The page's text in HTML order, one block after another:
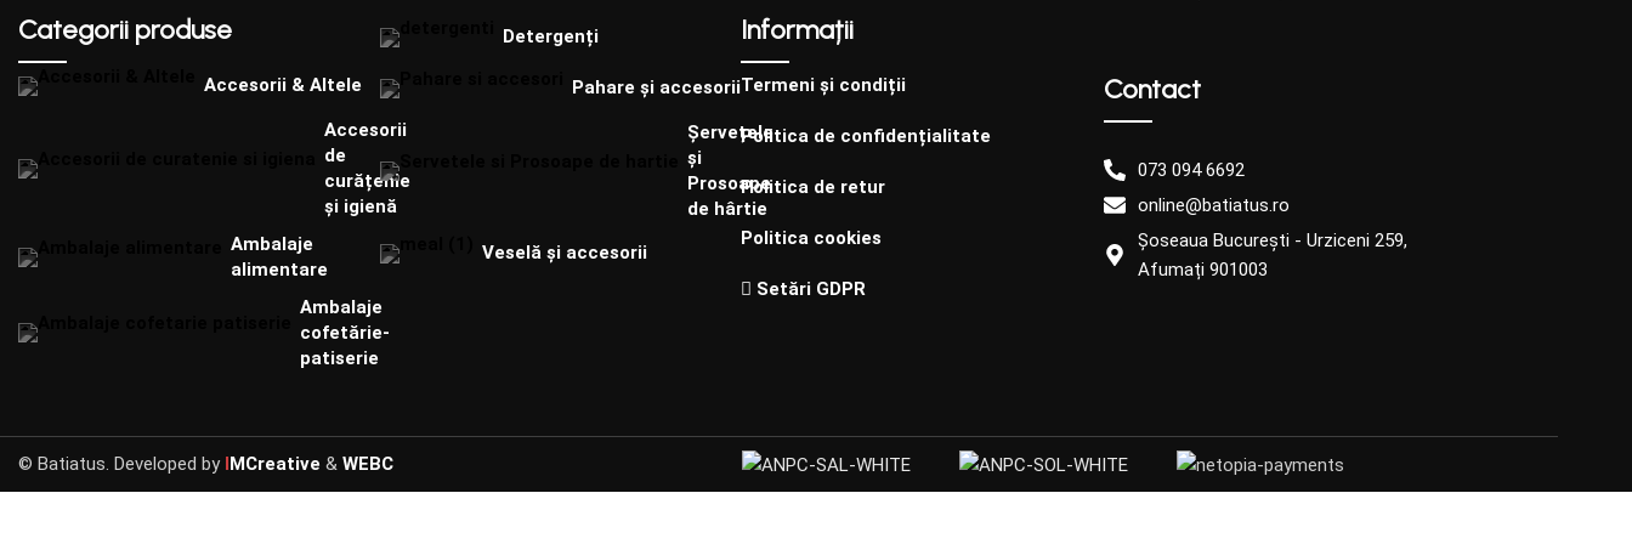
Categorii produse
Accesorii & Altele
Accesorii
de
curățenie
și igienă
Ambalaje
alimentare
Ambalaje
cofetărie-
patiserie
Detergenți
Pahare și accesorii
Șervețele
și
Prosoape
de hârtie
Veselă și accesorii
Informații
Termeni și condiții
Politica de confidențialitate
Politica de retur
Politica cookies
Setări GDPR
Contact
073 094 6692
online@batiatus.ro
Șoseaua București - Urziceni 259,
Afumați 901003
© Batiatus. Developed by IMCreative & WEBC